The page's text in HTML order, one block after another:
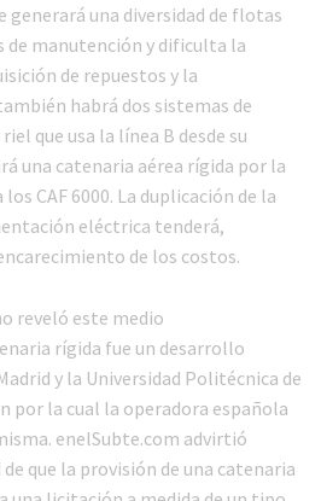
generará una diversidad de flotas
de manutención y dificulta la
de repuestos y la
habrá dos sistemas de
que usa la línea B desde su
una catenaria aérea rígida por la
CAF 6000. La duplicación de la
eléctrica tenderá,
de los costos.
reveló este medio
rígida fue un desarrollo
y la Universidad Politécnica de
por la cual la operadora española
enelSubte.com advirtió
que la provisión de una catenaria